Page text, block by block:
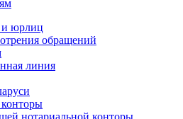
и юрлиц
обращений
линия
нотариальной конторы